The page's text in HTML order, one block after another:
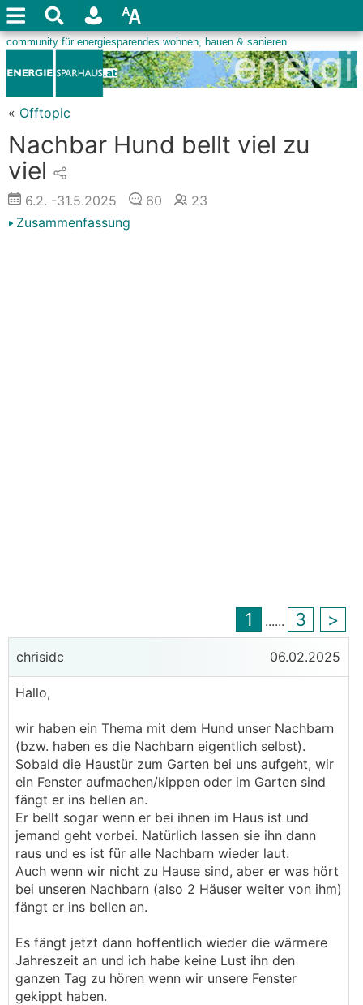
« Offtopic
Nachbar Hund bellt viel zu
viel
6.2. -31.5.2025 60
23
Zusammenfassung
1 ...... 3 >
chrisidc 06.02.2025
Hallo,
wir haben ein Thema mit dem Hund unser Nachbarn
(bzw. haben es die Nachbarn eigentlich selbst).
Sobald die Haustür zum Garten bei uns aufgeht, wir
ein Fenster aufmachen/kippen oder im Garten sind
fängt er ins bellen an.
Er bellt sogar wenn er bei ihnen im Haus ist und
jemand geht vorbei. Natürlich lassen sie ihn dann
raus und es ist für alle Nachbarn wieder laut.
Auch wenn wir nicht zu Hause sind, aber er was hört
bei unseren Nachbarn (also 2 Häuser weiter von ihm)
fängt er ins bellen an.
Es fängt jetzt dann hoffentlich wieder die wärmere
Jahreszeit an und ich habe keine Lust ihn den
ganzen Tag zu hören wenn wir unsere Fenster
gekippt haben.